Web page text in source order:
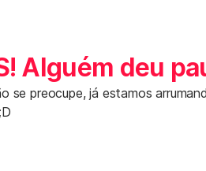
Alguém deu
se preocupe, já estamos